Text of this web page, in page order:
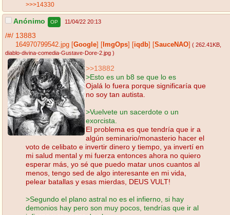
>>>14330
Anónimo OP 11/04/22 20:13
/#/ 13883
164970799542.jpg Google ImgOps iqdb SauceNAO ( 262.41KB
diablo-divina-comedia-Gustave-Dore-2.jpg )
>>13882
>Esto es un b8 se que lo es
Ojalá lo fuera porque significaría que
no soy tan autista.
>Vuelvete un sacerdote o un
exorcista.
El problema es que tendría que ir a
algún seminario/monasterio hacer el
voto de celibato e invertir dinero y tiempo, ya invertí en
mi salud mental y mi fuerza entonces ahora no quiero
esperar más, yo sé que puedo matar unos cuantos al
menos, tengo sed de algo interesante en mi vida,
pelear batallas y esas mierdas, DEUS VULT!
>Segundo el plano astral no es el infierno, si hay
demonios hay pero son muy pocos, tendrías que ir al